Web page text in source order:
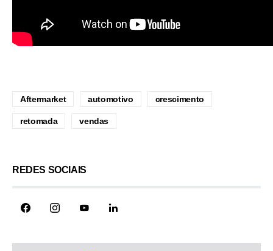
Aftermarket automotivo crescimento
retomada vendas
REDES SOCIAIS